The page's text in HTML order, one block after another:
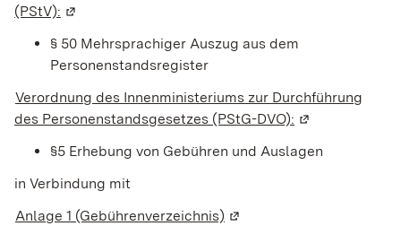
(PStV): (Wird in einem neuen Fenster geöffnet)
§ 50 Mehrsprachiger Auszug aus dem
Personenstandsregister
Verordnung des Innenministeriums zur Durchführung
des Personenstandsgesetzes (PStG-DVO): (Wird in einem
§5 Erhebung von Gebühren und Auslagen
in Verbindung mit
Anlage 1 (Gebührenverzeichnis) (Wird in einem neuen